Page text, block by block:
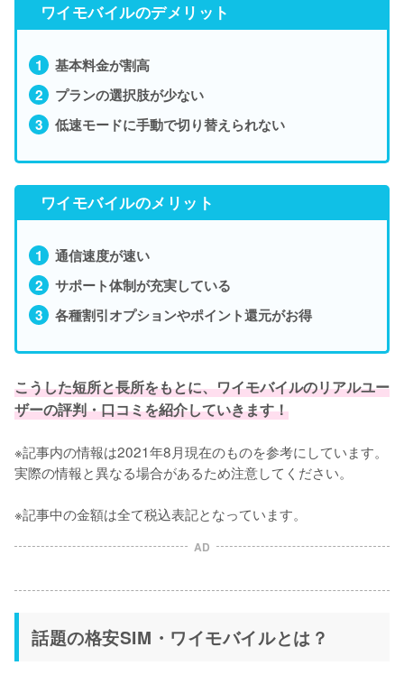
ワイモバイルのデメリット
基本料金が割高
プランの選択肢が少ない
低速モードに手動で切り替えられない
ワイモバイルのメリット
通信速度が速い
サポート体制が充実している
各種割引オプションやポイント還元がお得
こうした短所と長所をもとに、ワイモバイルのリアルユー
ザーの評判・口コミを紹介していきます！
※記事内の情報は2021年8月現在のものを参考にしています。
実際の情報と異なる場合があるため注意してください。
※記事中の金額は全て税込表記となっています。
AD
話題の格安SIM・ワイモバイルとは？